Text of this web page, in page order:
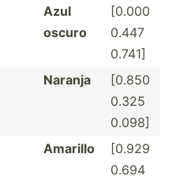
Azul
oscuro
[0.000
0.447
0.741]
Naranja
[0.850
0.325
0.098]
Amarillo
[0.929
0.694